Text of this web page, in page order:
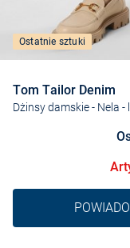
Ostatnie sztuki
Tom Tailor Denim
Dżinsy damskie - Nela -